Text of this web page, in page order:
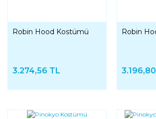
Robin Hood Kostümü
3.274,56 TL
Robin